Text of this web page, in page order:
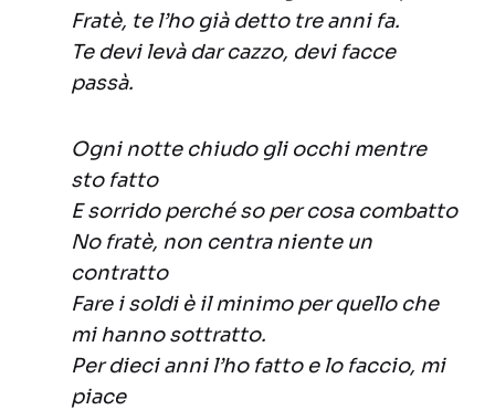
Fratè, te l’ho già detto tre anni fa.
Te devi levà dar cazzo, devi facce
passà.
Ogni notte chiudo gli occhi mentre
sto fatto
E sorrido perché so per cosa combatto
No fratè, non centra niente un
contratto
Fare i soldi è il minimo per quello che
mi hanno sottratto.
Per dieci anni l’ho fatto e lo faccio, mi
piace